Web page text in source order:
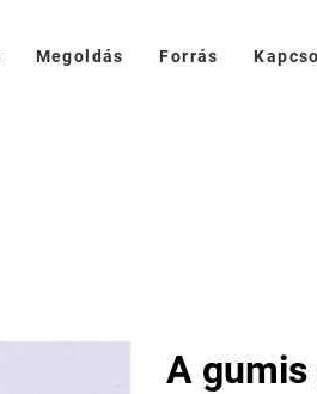
Megoldás Forrás
A